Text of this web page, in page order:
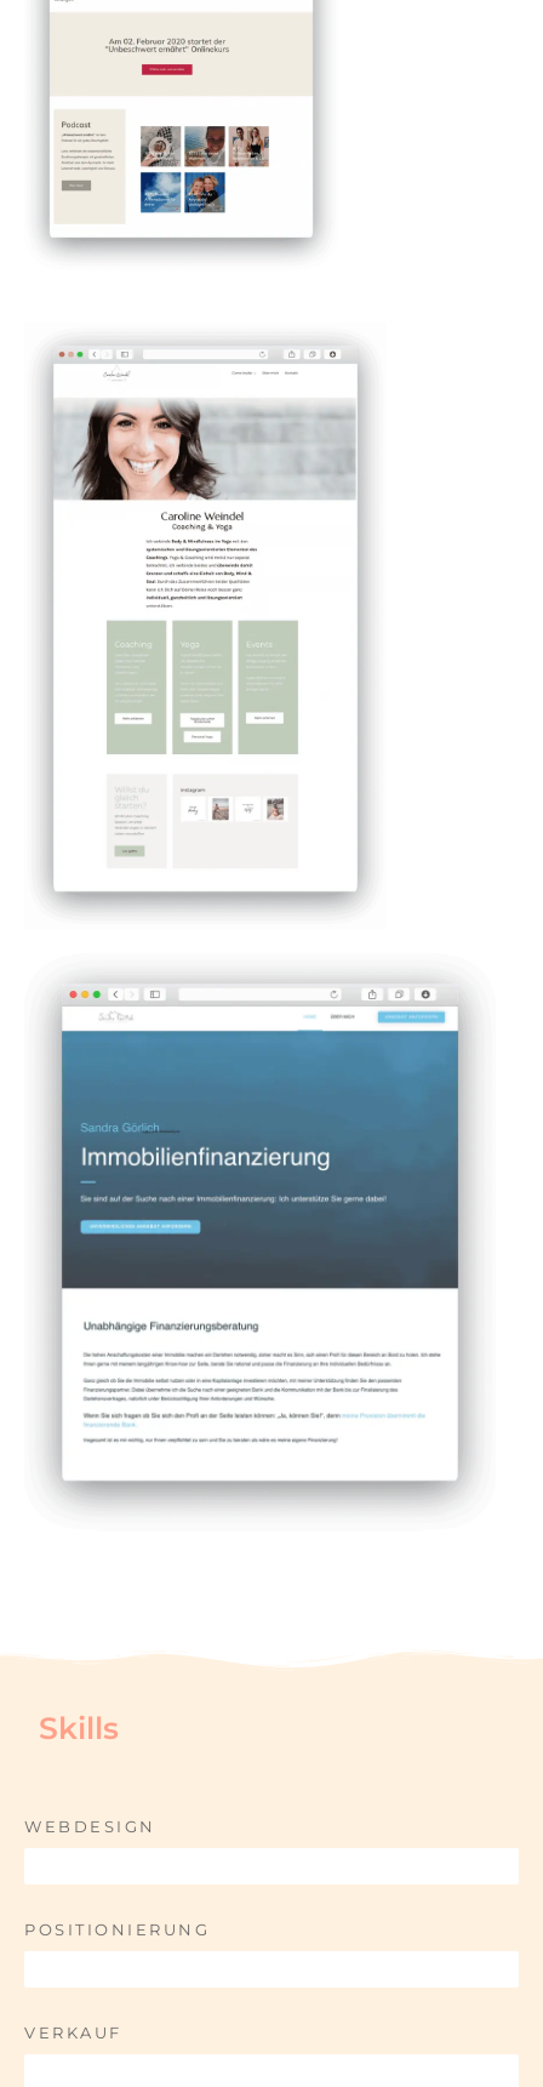
deine tolle Arbeit!
DETAILS ANSCHAUEN
Lenatura
"Unkompliziert, authentisch und mit viel
Struktur. Mareike hat viel Erfahrung im Sales
Bereich und stellt immer genau die richtigen
Fragen. Sie hat mit mir einen Prozess erarbeitet,
durch den es meine Klienten jetzt viel einfacher
haben mein Produkt kennenzulernen und auch
DETAILS ANSCHAUEN
"Das Beste dabei ist: ich bin dank ihren Tipps
anzupassen und wenns mal klemmt: freut es
jederzeit erhalte!" Caroline Weindel
Immobilien-finanzierung
ein nicht halb so gutes Ergebnis sicher Wochen
DETAILS ANSCHAUEN
Skills
WEBDESIGN
POSITIONIERUNG
VERKAUF